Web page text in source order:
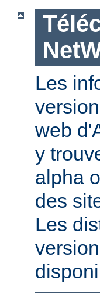
Les
web
y
alpha
des
Les